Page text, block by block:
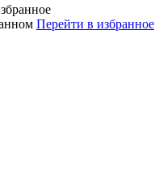
Перейти в избранное